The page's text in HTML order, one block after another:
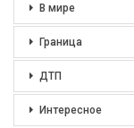
В мире
Граница
ДТП
Интересное